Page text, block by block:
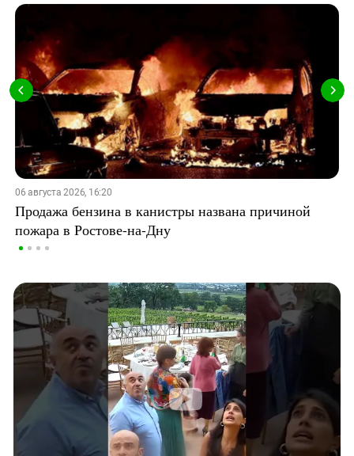
06 августа 2026, 16:20
Продажа бензина в канистры названа причиной
пожара в Ростове-на-Дну